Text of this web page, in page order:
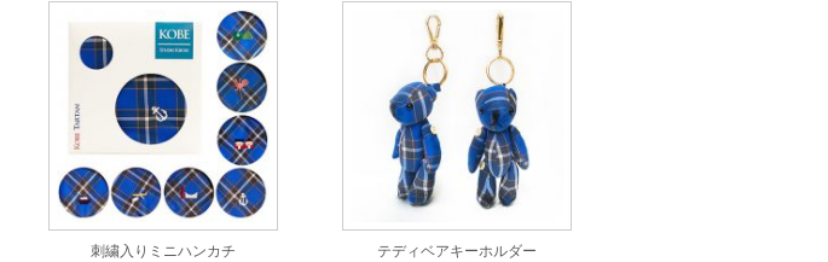
刺繍入りミニハンカチ テディベアキーホルダー